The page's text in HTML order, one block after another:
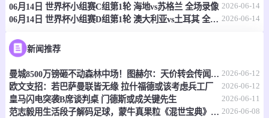
坦桑超 06-15 21:00 即将开始
福斯特FC
情报
坦桑超 06-15 21:00 即将开始
06月14日 世界杯小组赛C组第1轮 海地vs苏格兰 全场录像 2026-06-14
06月14日 世界杯小组赛D组第1轮 澳大利亚vs土耳其 全场录像 2026-06-14
新闻推荐
曼城8500万镑砸不动森林中场！图赫尔：天价转会传闻反倒成了安德森的兴奋剂 2026-06-12
欧文支招：若巴萨曼联皆无缘 拉什福德或该考虑兵工厂 2026-06-12
皇马闪电突袭B席谈判桌 门德斯或成关键先生 2026-06-11
范志毅用生活段子解码足球，蒙牛真果粒《混世宝典》玩出新花样 2026-06-08